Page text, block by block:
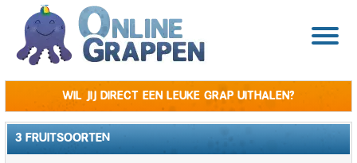
Wil jij direct een leuke grap uithalen?
3 FRUITSOORTEN